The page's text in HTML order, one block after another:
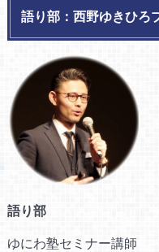
語り部：西野ゆきひろ
語り部
ゆにわ塾セミナー講師